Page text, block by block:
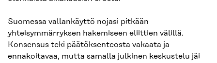
Suomessa vallankäyttö nojasi pitkään
yhteisymmärryksen hakemiseen eliittien välillä.
Konsensus teki päätöksenteosta vakaata ja
ennakoitavaa, mutta samalla julkinen keskustelu jäi